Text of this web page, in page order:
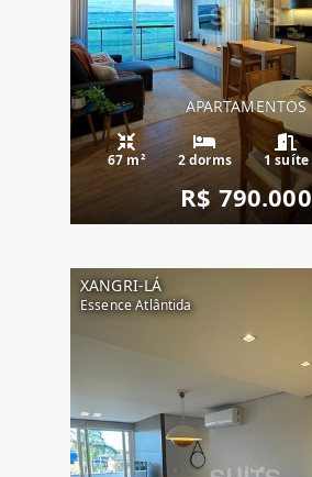
APARTAMENTOS
67 m² 2 dorms 1 suíte
R$ 790.000
XANGRI-LÁ
Essence Atlântida